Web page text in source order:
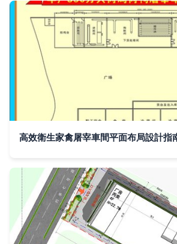
高效衛生家禽屠宰車間平面布局設計指